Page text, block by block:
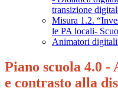
transizione
Misura 1.2.
le PA locali-
Animatori
Piano scuola 4.0 -
e contrasto alla